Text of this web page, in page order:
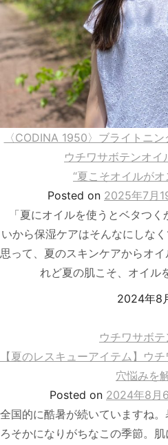
〈CODINA 1950〉ブライトニ
ウチワサボテンオイ
“夏こそオイルが
Posted on 2025年7月
「夏にオイルを使うとベタつ
いから保湿ケアはそんなにしな
思って、夏のスキンケアからオ
れど夏の肌こそ、オイル
2024年8
ウチワサボ
【夏のレスキューアイテム】ウ
穴悩みを
Posted on 2024年8月
全国的に酷暑が続いていますね
ろそかになりがちなこの季節。